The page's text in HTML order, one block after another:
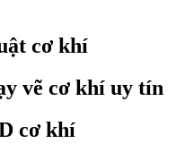
cơ khí
vẽ cơ khí uy tín
cơ khí